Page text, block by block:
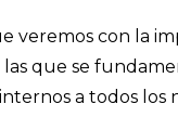
veremos con la
que se
a todos los